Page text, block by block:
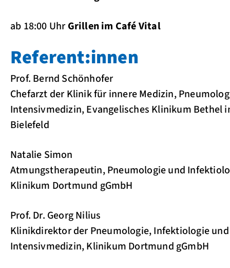
ab 18:00 UhrGrillen im Café Vital
Referent:innen
Prof. Bernd Schönhofer
Chefarzt der Klinik für innere Medizin,
Intensivmedizin, Evangelisches Klinikum Bethel
Bielefeld
Natalie Simon
Atmungstherapeutin, Pneumologie und
Klinikum Dortmund gGmbH
Prof. Dr. Georg Nilius
Klinikdirektor der Pneumologie, Infektiologie und
Intensivmedizin, Klinikum Dortmund gGmbH